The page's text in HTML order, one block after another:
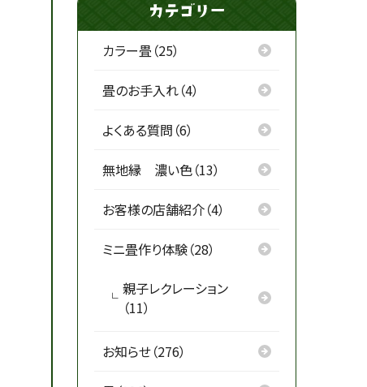
カラー畳（25）
畳のお手入れ（4）
よくある質問（6）
無地縁 濃い色（13）
お客様の店舗紹介（4）
ミニ畳作り体験（28）
親子レクレーション
（11）
お知らせ（276）